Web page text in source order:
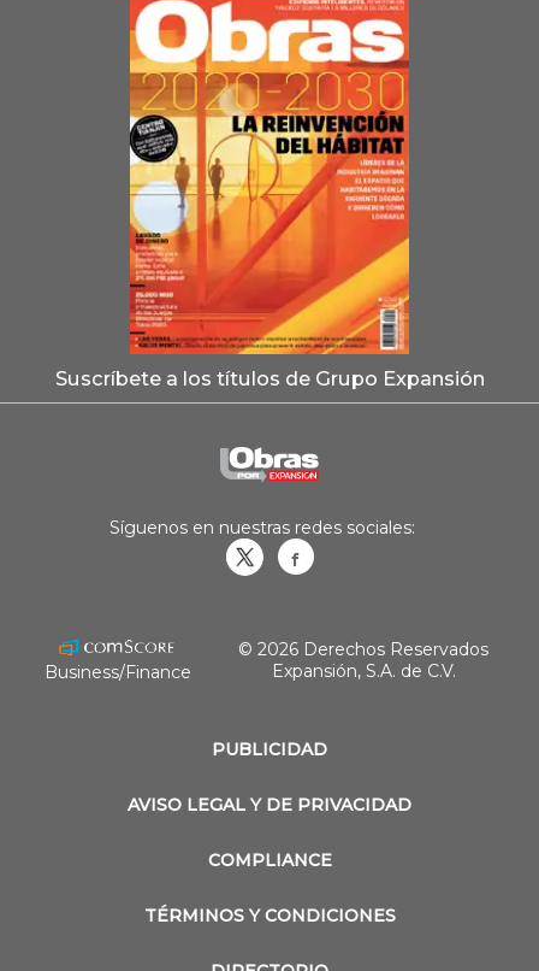
Suscríbete a los títulos de Grupo Expansión
PUBLICIDAD
AVISO LEGAL Y DE PRIVACIDAD
COMPLIANCE
TÉRMINOS Y CONDICIONES
Síguenos en nuestras redes sociales:
Business/Finance
© 2026 Derechos Reservados
Expansión, S.A. de C.V.